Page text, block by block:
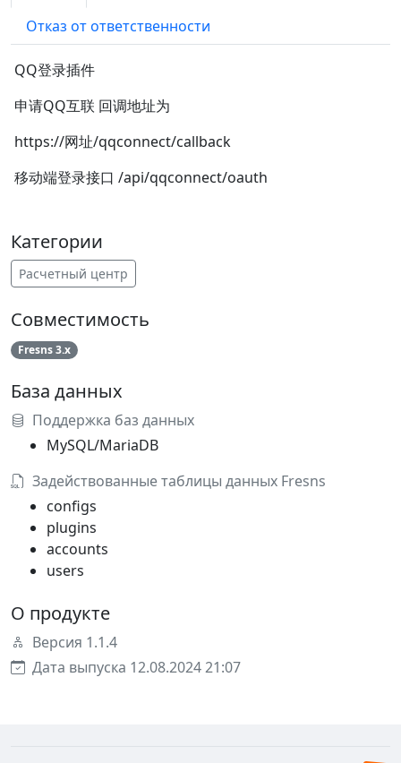
Отказ от ответственности
QQ登录插件
申请QQ互联 回调地址为
https://网址/qqconnect/callback
移动端登录接口 /api/qqconnect/oauth
Категории
Расчетный центр
Совместимость
Fresns 3.x
База данных
Поддержка баз данных
MySQL/MariaDB
Задействованные таблицы данных Fresns
configs
plugins
accounts
users
О продукте
Версия 1.1.4
Дата выпуска 12.08.2024 21:07